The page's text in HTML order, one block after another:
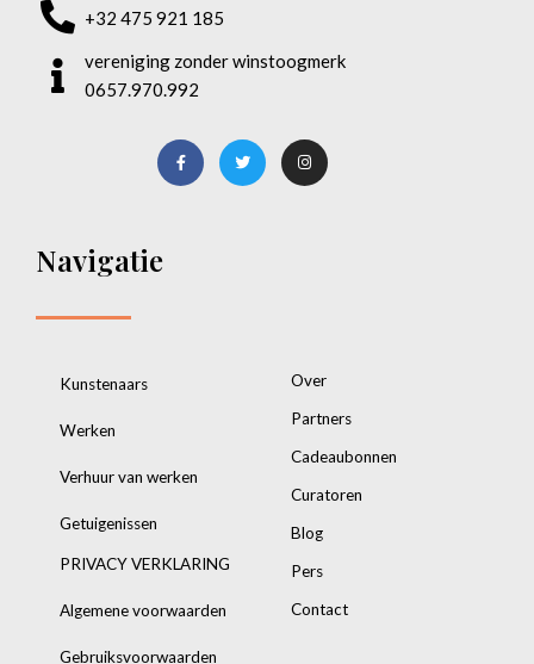
+32 475 921 185
vereniging zonder winstoogmerk
0657.970.992
Navigatie
Kunstenaars
Werken
Verhuur van werken
Getuigenissen
PRIVACY VERKLARING
Algemene voorwaarden
Gebruiksvoorwaarden
Over
Partners
Cadeaubonnen
Curatoren
Blog
Pers
Contact